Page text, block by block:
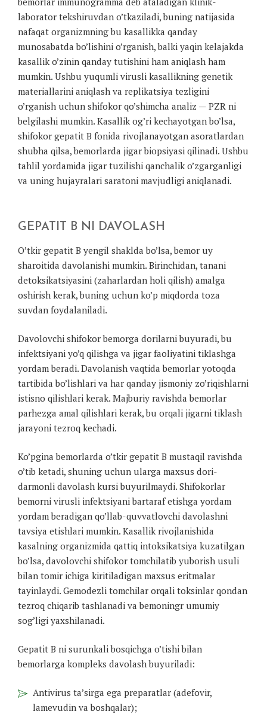
laborator tekshiruvdan o’tkaziladi, buning natijasida
nafaqat organizmning bu kasallikka qanday
munosabatda bo’lishini o’rganish, balki yaqin kelajakda
kasallik o’zinin qanday tutishini ham aniqlash ham
mumkin. Ushbu yuqumli virusli kasallikning genetik
materiallarini aniqlash va replikatsiya tezligini
o’rganish uchun shifokor qo’shimcha analiz — PZR ni
belgilashi mumkin. Kasallik og’ri kechayotgan bo’lsa,
shifokor gepatit B fonida rivojlanayotgan asoratlardan
shubha qilsa, bemorlarda jigar biopsiyasi qilinadi. Ushbu
tahlil yordamida jigar tuzilishi qanchalik o’zgarganligi
va uning hujayralari saratoni mavjudligi aniqlanadi.
GEPATIT B NI DAVOLASH
O’tkir gepatit B yengil shaklda bo’lsa, bemor uy
sharoitida davolanishi mumkin. Birinchidan, tanani
detoksikatsiyasini (zaharlardan holi qilish) amalga
oshirish kerak, buning uchun ko’p miqdorda toza
suvdan foydalaniladi.
Davolovchi shifokor bemorga dorilarni buyuradi, bu
infektsiyani yo’q qilishga va jigar faoliyatini tiklashga
yordam beradi. Davolanish vaqtida bemorlar yotoqda
tartibida bo’lishlari va har qanday jismoniy zo’riqishlarni
istisno qilishlari kerak. Majburiy ravishda bemorlar
parhezga amal qilishlari kerak, bu orqali jigarni tiklash
jarayoni tezroq kechadi.
Ko’pgina bemorlarda o’tkir gepatit B mustaqil ravishda
o’tib ketadi, shuning uchun ularga maxsus dori-
darmonli davolash kursi buyurilmaydi. Shifokorlar
bemorni virusli infektsiyani bartaraf etishga yordam
yordam beradigan qo’llab-quvvatlovchi davolashni
tavsiya etishlari mumkin. Kasallik rivojlanishida
kasalning organizmida qattiq intoksikatsiya kuzatilgan
bo’lsa, davolovchi shifokor tomchilatib yuborish usuli
bilan tomir ichiga kiritiladigan maxsus eritmalar
tayinlaydi. Gemodezli tomchilar orqali toksinlar qondan
tezroq chiqarib tashlanadi va bemoningr umumiy
sog’ligi yaxshilanadi.
Gepatit B ni surunkali bosqichga o’tishi bilan
bemorlarga kompleks davolash buyuriladi:
Antivirus ta’sirga ega preparatlar (adefovir,
lamevudin va boshqalar);